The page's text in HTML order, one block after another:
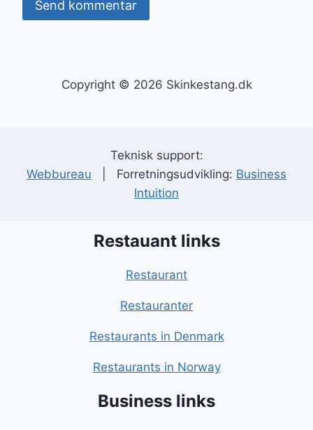
Copyright © 2026 Skinkestang.dk
Teknisk support:
Webbureau | Forretningsudvikling: Business
Intuition
Restauant links
Restaurant
Restauranter
Restaurants in Denmark
Restaurants in Norway
Business links